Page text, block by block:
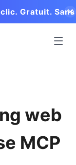
Gratuit. Sans
web
MCP